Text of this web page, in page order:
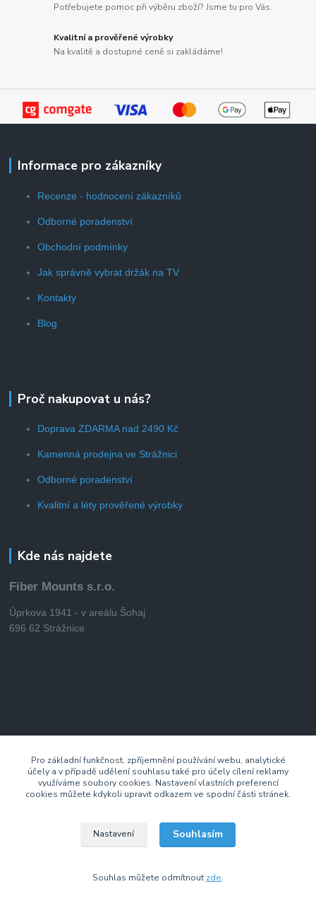
Potřebujete pomoc při výběru zboží? Jsme tu pro Vás.
Kvalitní a prověřené výrobky
Na kvalitě a dostupné ceně si zakládáme!
Informace pro zákazníky
Recenze - hodnocení zákazníků
Odborné poradenství
Obchodní podmínky
Jak správně vybrat držák na TV
Kontakty
Blog
Proč nakupovat u nás?
Doprava ZDARMA nad 2490 Kč
Kamenná prodejna ve Strážnici
Odborné poradenství
Kvalitní a léty prověřené výrobky
Kde nás najdete
Fiber Mounts s.r.o.
Úprkova 1941 - v areálu Šohaj
696 62 Strážnice
Kontaktujte nás
+420 733 701 897
Pro základní funkčnost, zpříjemnění používání webu, analytické
účely a v případě udělení souhlasu také pro účely cílení reklamy
využíváme soubory cookies. Nastavení vlastních preferencí
cookies můžete kdykoli upravit odkazem ve spodní části stránek.
Nastavení Souhlasím
Souhlas můžete odmítnout zde.